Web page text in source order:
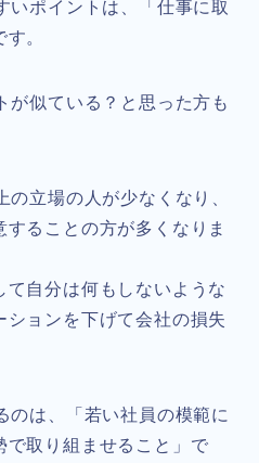
いポイントは、「仕事に取
。
が似ている？と思った方も
立場の人が少なくなり、
ることの方が多くなりま
自分は何もしないような
ションを下げて会社の損失
のは、「若い社員の模範に
で取り組ませること」で